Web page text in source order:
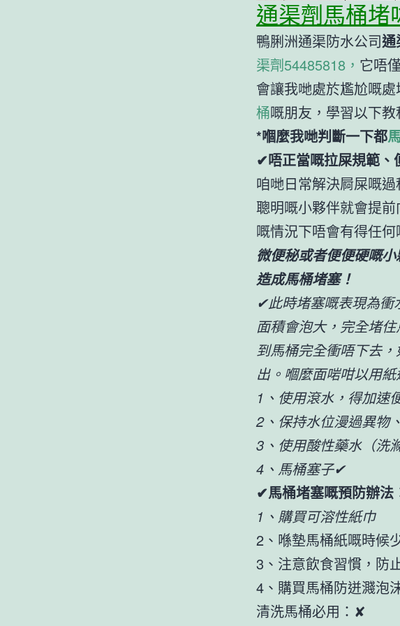
通渠劑馬桶堵
鴨脷洲通渠防水公司通
渠劑54485818， 它唔
會讓我哋處於尷尬嘅
桶嘅朋友，學習以下
*嗰麼我哋判斷一下都
✔唔正當嘅拉屎規範、
咱哋日常解決屙屎嘅
聰明嘅小夥伴就會提
嘅情況下唔會有得任
微便秘或者便便硬嘅
造成馬桶堵塞！
✔此時堵塞嘅表現為衝
面積會泡大，完全堵
到馬桶完全衝唔下去
出。嗰麼面啱咁以用
1、使用滾水，得加速
2、保持水位漫過異物
3、使用酸性藥水（洗
4、馬桶塞子✔
✔馬桶堵塞嘅預防辦法
1、購買可溶性紙巾
2、喺墊馬桶紙嘅時候
3、注意飲食習慣，防
4、購買馬桶防迸濺泡
清洗馬桶必用：✘